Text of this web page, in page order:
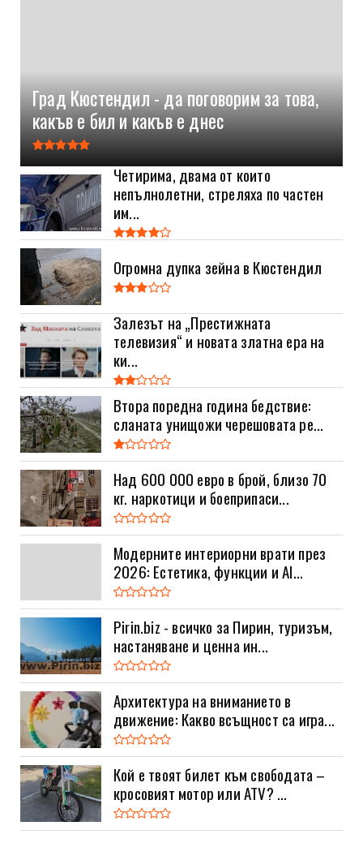
Град Кюстендил - да поговорим за това,
какъв е бил и какъв е днес
Четирима, двама от които
непълнолетни, стреляха по частен
им...
Огромна дупка зейна в Кюстендил
Залезът на „Престижната
телевизия“ и новата златна ера на
ки...
Втора поредна година бедствие:
сланата унищожи черешовата ре...
Над 600 000 евро в брой, близо 70
кг. наркотици и боеприпаси...
Модерните интериорни врати през
2026: Естетика, функции и AI...
Pirin.biz - всичко за Пирин, туризъм,
настаняване и ценна ин...
Архитектура на вниманието в
движение: Какво всъщност са игра...
Кой е твоят билет към свободата –
кросовият мотор или ATV? ...